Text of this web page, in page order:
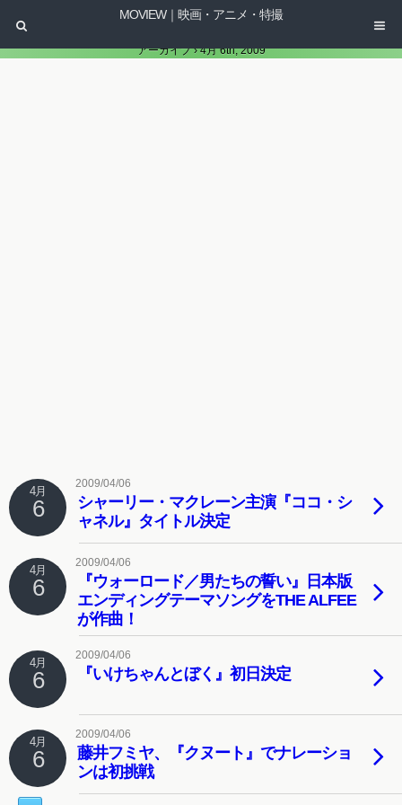
MOVIEW｜映画・アニメ・特撮
アーカイブ › 4月 6th, 2009
4月
6
2009/04/06
シャーリー・マクレーン主演『ココ・シ
ャネル』タイトル決定
4月
6
2009/04/06
『ウォーロード／男たちの誓い』日本版
エンディングテーマソングをTHE ALFEE
が作曲！
4月
6
2009/04/06
『いけちゃんとぼく』初日決定
4月
6
2009/04/06
藤井フミヤ、『クヌート』でナレーショ
ンは初挑戦